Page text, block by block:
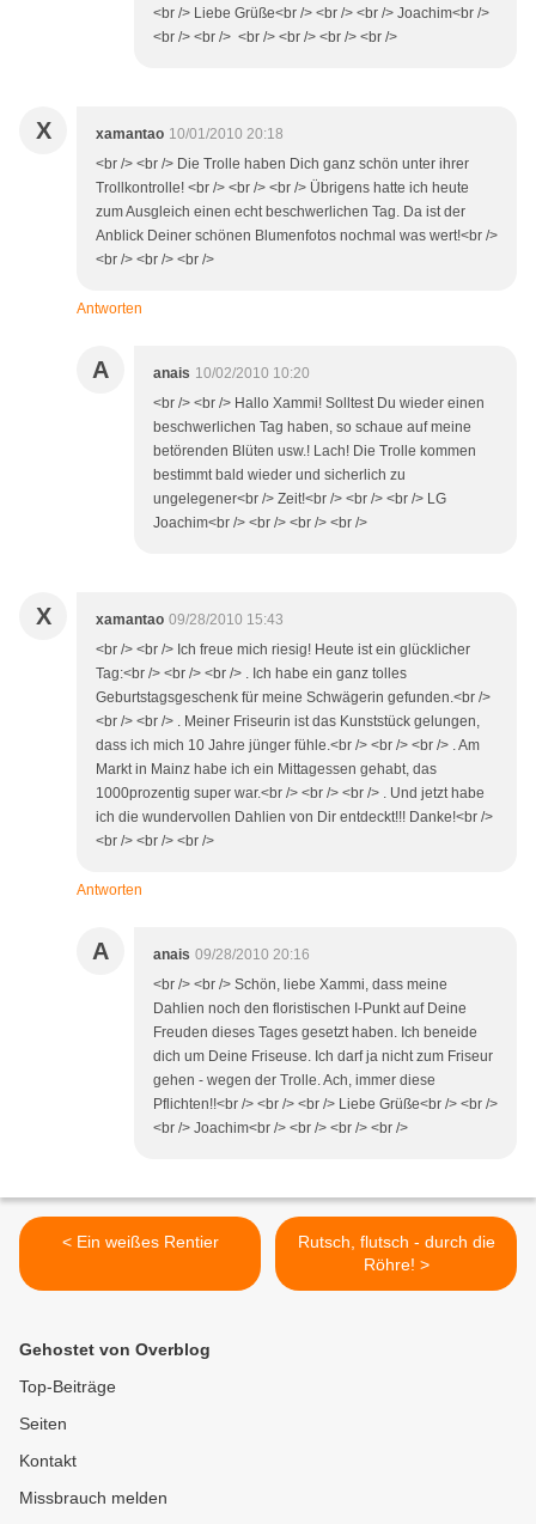
<br /> Liebe Grüße<br /> <br /> <br /> Joachim<br />
<br /> <br /> <br /> <br /> <br /> <br />
X xamantao 10/01/2010 20:18
<br /> <br /> Die Trolle haben Dich ganz schön unter ihrer
Trollkontrolle! <br /> <br /> <br /> Übrigens hatte ich heute
zum Ausgleich einen echt beschwerlichen Tag. Da ist der
Anblick Deiner schönen Blumenfotos nochmal was wert!<br />
<br /> <br /> <br />
Antworten
A anais 10/02/2010 10:20
<br /> <br /> Hallo Xammi! Solltest Du wieder einen
beschwerlichen Tag haben, so schaue auf meine
betörenden Blüten usw.! Lach! Die Trolle kommen
bestimmt bald wieder und sicherlich zu
ungelegener<br /> Zeit!<br /> <br /> <br /> LG
Joachim<br /> <br /> <br /> <br />
X xamantao 09/28/2010 15:43
<br /> <br /> Ich freue mich riesig! Heute ist ein glücklicher
Tag:<br /> <br /> <br /> . Ich habe ein ganz tolles
Geburtstagsgeschenk für meine Schwägerin gefunden.<br />
<br /> <br /> . Meiner Friseurin ist das Kunststück gelungen,
dass ich mich 10 Jahre jünger fühle.<br /> <br /> <br /> . Am
Markt in Mainz habe ich ein Mittagessen gehabt, das
1000prozentig super war.<br /> <br /> <br /> . Und jetzt habe
ich die wundervollen Dahlien von Dir entdeckt!!! Danke!<br />
<br /> <br /> <br />
Antworten
A anais 09/28/2010 20:16
<br /> <br /> Schön, liebe Xammi, dass meine
Dahlien noch den floristischen I-Punkt auf Deine
Freuden dieses Tages gesetzt haben. Ich beneide
dich um Deine Friseuse. Ich darf ja nicht zum Friseur
gehen - wegen der Trolle. Ach, immer diese
Pflichten!!<br /> <br /> <br /> Liebe Grüße<br /> <br />
<br /> Joachim<br /> <br /> <br /> <br />
< Ein weißes Rentier
Rutsch, flutsch - durch die
Röhre! >
Gehostet von Overblog
Top-Beiträge
Seiten
Kontakt
Missbrauch melden